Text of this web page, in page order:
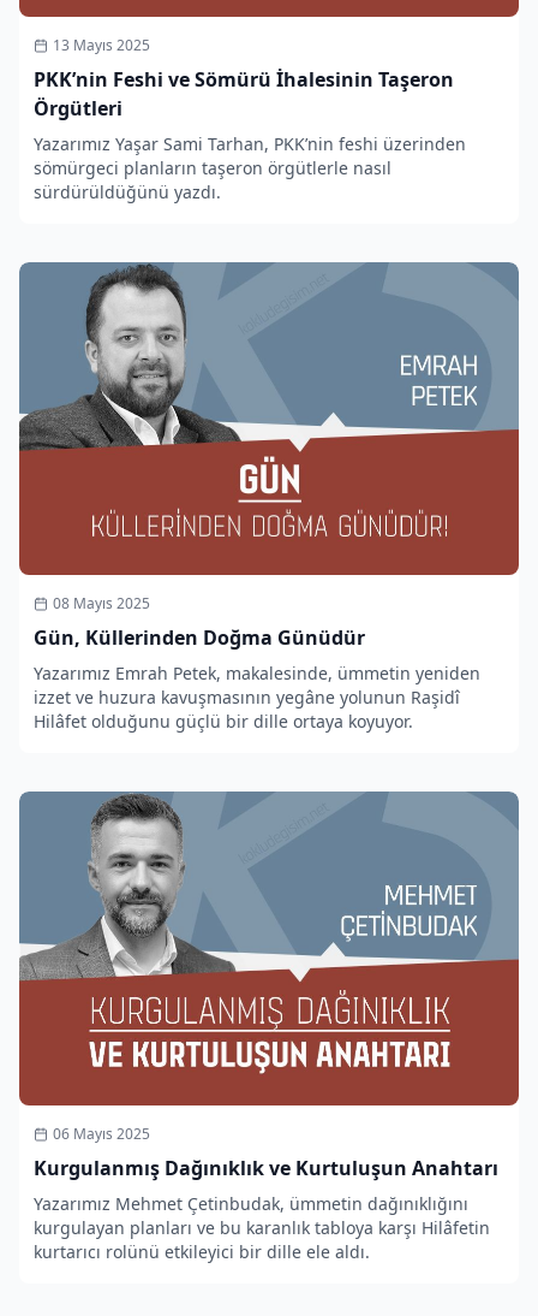
13 Mayıs 2025
PKK’nin Feshi ve Sömürü İhalesinin Taşeron
Örgütleri
Yazarımız Yaşar Sami Tarhan, PKK’nin feshi üzerinden
sömürgeci planların taşeron örgütlerle nasıl
sürdürüldüğünü yazdı.
08 Mayıs 2025
Gün, Küllerinden Doğma Günüdür
Yazarımız Emrah Petek, makalesinde, ümmetin yeniden
izzet ve huzura kavuşmasının yegâne yolunun Raşidî
Hilâfet olduğunu güçlü bir dille ortaya koyuyor.
06 Mayıs 2025
Kurgulanmış Dağınıklık ve Kurtuluşun Anahtarı
Yazarımız Mehmet Çetinbudak, ümmetin dağınıklığını
kurgulayan planları ve bu karanlık tabloya karşı Hilâfetin
kurtarıcı rolünü etkileyici bir dille ele aldı.